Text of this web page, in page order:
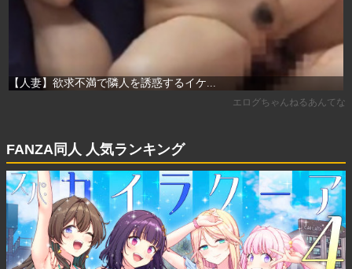
FANZA同人 人気ランキング